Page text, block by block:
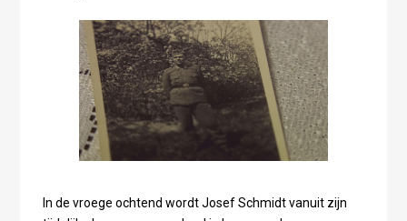
In de vroege ochtend wordt Josef Schmidt vanuit zijn